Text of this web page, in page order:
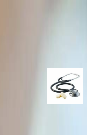
1/3